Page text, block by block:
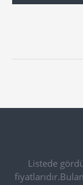
Listede